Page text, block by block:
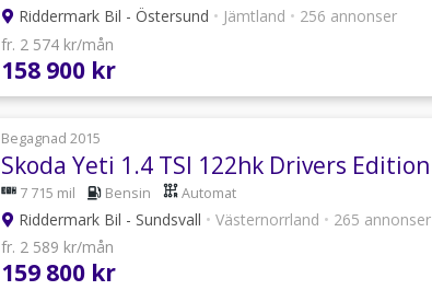
Riddermark Bil - Östersund • Jämtland • 256 annonser
fr. 2 574 kr/mån
158 900 kr
Begagnad 2015
7 715 mil Bensin Automat
Riddermark Bil - Sundsvall • Västernorrland • 265 annonser
fr. 2 589 kr/mån
159 800 kr